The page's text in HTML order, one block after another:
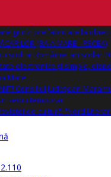
grinzi prefabricate la
(BAIA MARE - RECEA)
școli al României an școlar
electronice și simple,
Mare
Consiliul Județean
sediu temporar.
de cultură "Nord